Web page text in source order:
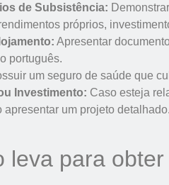
de Subsistência:
próprios,
Apresentar
português.
um seguro de saúde que
Investimento: Caso esteja
apresentar um projeto detalhado.
leva para